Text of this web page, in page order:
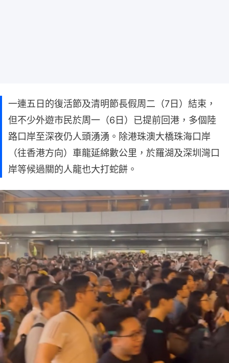
一連五日的復活節及清明節長假周二（7日）結束，
但不少外遊市民於周一（6日）已提前回港，多個陸
路口岸至深夜仍人頭湧湧。除港珠澳大橋珠海口岸
（往香港方向）車龍延綿數公里，於羅湖及深圳灣口
岸等候過關的人龍也大打蛇餅。